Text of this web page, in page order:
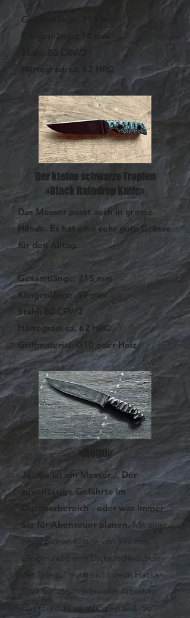
Gesamtlänge: 195 mm
Klingenlänge: 74 mm
Stahl: 80 CRV/2
Härtegrad: ca. 62 HRC
Der kleine schwarze Tropfen
«Black Raindrop Knife»
Das Messer passt auch in grosse
Hände. Es hat eine sehr gute Grösse
für den Alltag.
Gesamtlänge: 215 mm
Klingenlänge: 97 mm
Stahl: 80 CRV/2
Härtegrad: ca. 62 HRC
Griffmaterial: G10 oder Holz
«Hegu»
Ja, das ist ein Messer… Der
zuverlässige Gefährte im
Outdoorbereich - oder was immer
Sie für Abenteuer planen. Mit einer
beachtlichen Klinge von 197 mm
Länge und 6 mm Dicke, schwächelt
der "Hegu" auch nicht beim Hacken
oder sonstigen schweren Arbeiten.
Das Gewicht ist schön verteilt. So